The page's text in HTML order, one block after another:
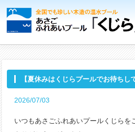
【夏休みはくじらプールでお待ちし
2026/07/03
いつもあさごふれあいプールくじらを